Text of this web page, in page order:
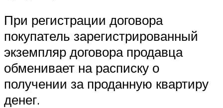
При регистрации договора
покупатель зарегистрированный
экземпляр договора продавца
обменивает на расписку о
получении за проданную квартиру
денег.